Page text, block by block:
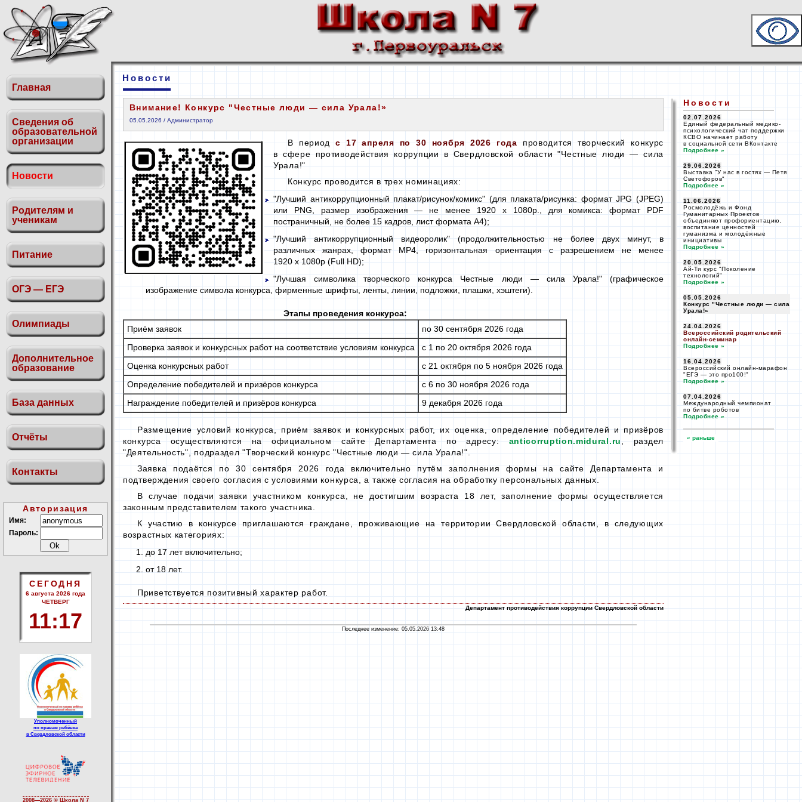
Главная
Сведения об
образовательной
организации
Новости
Родителям и
ученикам
Питание
ОГЭ — ЕГЭ
Олимпиады
Дополнительное
образование
База данных
Отчёты
Контакты
Авторизация
Имя:
Пароль:
СЕГОДНЯ
6 августа 2026 года
ЧЕТВЕРГ
11:17
Уполномоченный
по правам ребёнка
в Свердловской области
2008—2026 © Школа N 7
Новости
Внимание! Конкурс "Честные люди — сила Урала!»
05.05.2026 / Администратор
В периодс 17 апреля по 30 ноября 2026 года проводится творческий конкурс
в сфере противодействия коррупции в Свердловской области "Честные люди — сила
Урала!"
Конкурс проводится в трех номинациях:
"Лучший антикоррупционный плакат/рисунок/комикс" (для плаката/рисунка: формат JPG (JPEG)
или PNG, размер изображения — не менее 1920 x 1080p., для комикса: формат PDF
постраничный, не более 15 кадров, лист формата А4);
"Лучший антикоррупционный видеоролик" (продолжительностью не более двух минут, в
различных жанрах, формат MP4, горизонтальная ориентация с разрешением не менее
1920 х 1080p (Full HD);
"Лучшая символика творческого конкурса Честные люди —сила Урала!" (графическое
изображение символа конкурса, фирменные шрифты, ленты, линии, подложки, плашки, хэштеги).
Этапы проведения конкурса:
Приём заявок
по 30 сентября 2026 года
Проверка заявок и конкурсных работ на соответствие условиям конкурса с 1 по 20 октября 2026 года
Оценка конкурсных работ
с 21 октября по 5 ноября 2026 года
Определение победителей и призёров конкурса
с 6 по 30 ноября 2026 года
Награждение победителей и призёров конкурса
9 декабря 2026 года
Размещение условий конкурса, приём заявок и конкурсных работ, их оценка, определение победителей и призёров
конкурса осуществляются на официальном сайте Департамента по адресу: anticorruption.midural.ru
, раздел
"Деятельность", подраздел "Творческий конкурс "Честные люди — сила Урала!".
Заявка подаётся по 30 сентября 2026 года включительно путём заполнения формы на сайте Департамента и
подтверждения своего согласия с условиями конкурса,а также согласия на обработку персональных данных.
В случае подачи заявки участником конкурса, не достигшим возраста 18 лет,
заполнение формы осуществляется
законным представителем такого участника.
К участию в конкурсе приглашаются граждане, проживающие на территории Свердловской области, в следующих
возрастных категориях:
до 17 лет включительно;
от 18 лет.
Приветствуется позитивный характер работ.
Департамент противодействия коррупции Свердловской области
Последнее изменение: 05.05.2026 13:48
Новости
02.07.2026
Единый федеральный медико-
психологический чат поддержки
КСВО начинает работу
в социальной сети ВКонтакте
Подробнее »
29.06.2026
Выставка "У нас в гостях — Петя
Светофоров"
Подробнее »
11.06.2026
Росмолодёжь и Фонд
Гуманитарных Проектов
объединяют профориентацию,
воспитание ценностей
гуманизма и молодёжные
инициативы
Подробнее »
20.05.2026
Ай-Ти курс "Поколение
технологий"
Подробнее »
05.05.2026
Конкурс "Честные люди — сила
Урала!»
24.04.2026
Всероссийский родительский
онлайн-семинар
Подробнее »
16.04.2026
Всероссийский онлайн-марафон
"ЕГЭ — это про100!"
Подробнее »
07.04.2026
Международный чемпионат
по битве роботов
Подробнее »